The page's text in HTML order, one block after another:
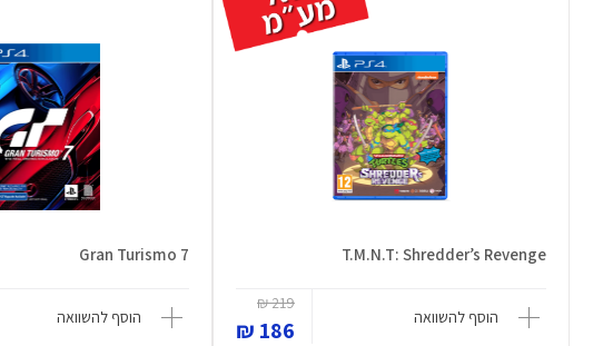
T.M.N.T: Shredder’s Revenge
הוסף להשוואה
219 ₪
186 ₪
Gran Turismo 7
הוסף להשוואה